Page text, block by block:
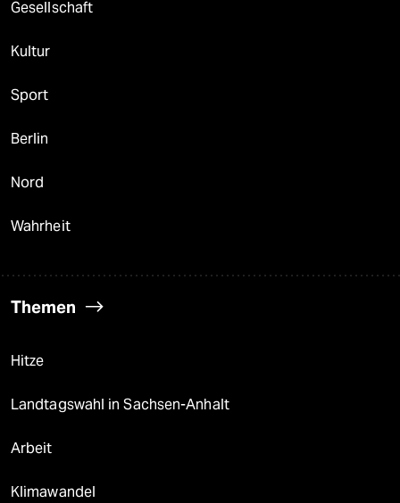
Gesellschaft
Kultur
Sport
Berlin
Nord
Wahrheit
Themen
Hitze
Landtagswahl in Sachsen-Anhalt
Arbeit
Klimawandel